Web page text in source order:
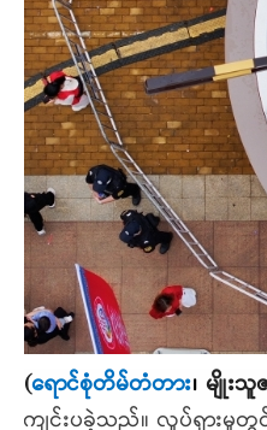
(ရောင်စုံတိမ်တံတား၊ မျိုးသူ
ကျင်းပခဲ့သည်။ လှုပ်ရှားမှုတွင်